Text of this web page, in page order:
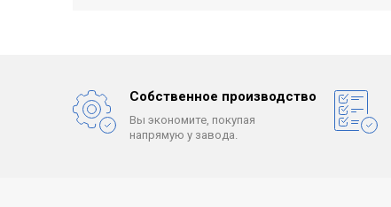
Собственное производство
Вы экономите, покупая
напрямую у завода.